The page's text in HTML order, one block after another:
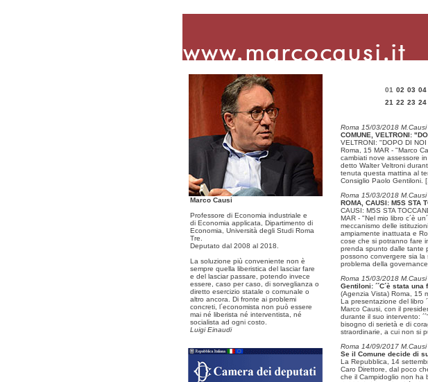
Marco Causi
Professore di Economia industriale e
di Economia applicata, Dipartimento di
Economia, Università degli Studi Roma
Tre.
Deputato dal 2008 al 2018.
La soluzione più conveniente non è
sempre quella liberistica del lasciar fare
e del lasciar passare, potendo invece
essere, caso per caso, di sorveglianza o
diretto esercizio statale o comunale o
altro ancora. Di fronte ai problemi
concreti, l´economista non può essere
mai né liberista né interventista, né
socialista ad ogni costo.
Luigi Einaudi
01 02 03 04
21 22 23 24
Roma 15/03/2018 M.Causi
COMUNE, VELTRONI:
VELTRONI: "DOPO DI
Roma, 15 MAR - "Marco
cambiati nove assessore
detto Walter Veltroni
tenuta questa mattina al
Consiglio Paolo Gentiloni.
Roma 15/03/2018 M.Causi
ROMA, CAUSI: M5S STA
CAUSI: M5S STA
MAR - "Nel mio libro c´è
meccanismo delle
ampiamente inattuata e
cose che si potranno fare
prenda spunto dalle tante
possono convergere sia
problema della
Roma 15/03/2018 M.Causi
Gentiloni: ´´C´è stata
(Agenzia Vista) Roma, 15
La presentazione del libro
Marco Causi, con il
durante il suo intervento:
bisogno di serietà e di
straordinarie, a cui non si
Roma 14/09/2017 M.Causi
Se il Comune decide di
La Repubblica, 14
Caro Direttore, dal poco
che il Campidoglio non ha